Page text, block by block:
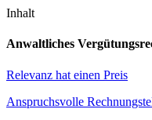
Inhalt
Anwaltliches
Relevanz hat einen Preis
Anspruchsvolle